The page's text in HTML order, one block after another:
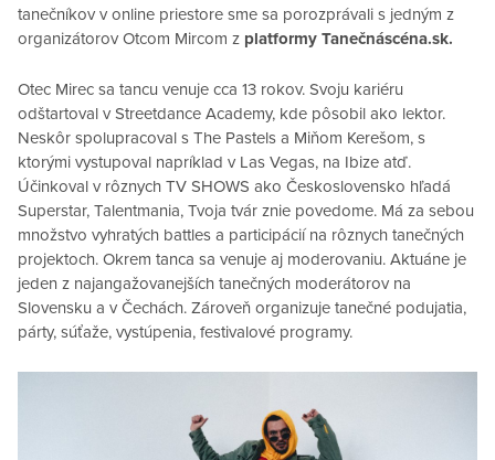
tanečníkov v online priestore sme sa porozprávali s jedným z
organizátorov Otcom Mircom z platformy Tanečnáscéna.sk.
Otec Mirec sa tancu venuje cca 13 rokov. Svoju kariéru
odštartoval v Streetdance Academy, kde pôsobil ako lektor.
Neskôr spolupracoval s The Pastels a Miňom Kerešom, s
ktorými vystupoval napríklad v Las Vegas, na Ibize atď.
Účinkoval v rôznych TV SHOWS ako Československo hľadá
Superstar, Talentmania, Tvoja tvár znie povedome. Má za sebou
množstvo vyhratých battles a participácií na rôznych tanečných
projektoch. Okrem tanca sa venuje aj moderovaniu. Aktuáne je
jeden z najangažovanejších tanečných moderátorov na
Slovensku a v Čechách. Zároveň organizuje tanečné podujatia,
párty, súťaže, vystúpenia, festivalové programy.